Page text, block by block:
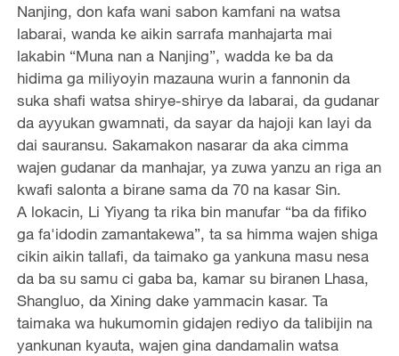
Nanjing, don kafa wani sabon kamfani na watsa
labarai, wanda ke aikin sarrafa manhajarta mai
lakabin “Muna nan a Nanjing”, wadda ke ba da
hidima ga miliyoyin mazauna wurin a fannonin da
suka shafi watsa shirye-shirye da labarai, da gudanar
da ayyukan gwamnati, da sayar da hajoji kan layi da
dai sauransu. Sakamakon nasarar da aka cimma
wajen gudanar da manhajar, ya zuwa yanzu an riga an
kwafi salonta a birane sama da 70 na kasar Sin.
A lokacin, ‌Li Yiyang‌ ta rika bin manufar ‌“ba da fifiko
ga fa'idodin zamantakewa”‌, ta sa himma wajen shiga
cikin aikin tallafi, da taimako ga yankuna masu nesa
da ba su samu ci gaba ba, kamar ‌su biranen Lhasa,
Shangluo, da Xining dake yammacin kasar‌. Ta
taimaka wa hukumomin gidajen rediyo da talibijin na
yankunan ‌kyauta,‌ wajen gina dandamalin watsa